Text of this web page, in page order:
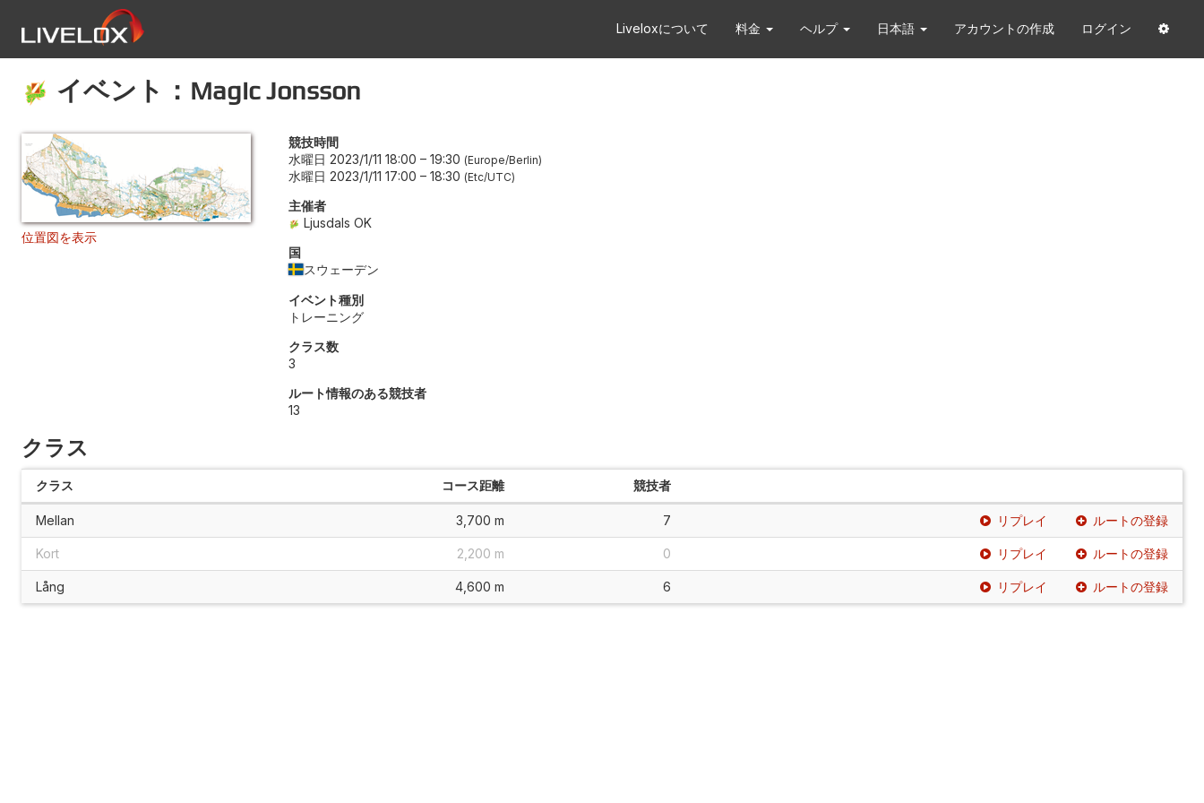
Liveloxについて 料金 ヘルプ 日本語 アカウントの作成 ログイン
イベント：Magic Jonsson
位置図を表示
競技時間
水曜日 2023/1/11 18:00 – 19:30 Europe/Berlin
水曜日 2023/1/11 17:00 – 18:30 Etc/UTC
主催者
Ljusdals OK
国
スウェーデン
イベント種別
トレーニング
クラス数
3
ルート情報のある競技者
13
クラス
クラス コース距離 競技者
Mellan 3,700 m 7 リプレイ ルートの登録
Kort 2,200 m 0 リプレイ ルートの登録
Lång 4,600 m 6 リプレイ ルートの登録